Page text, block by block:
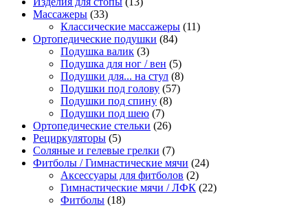
Массажеры 3333
товара
Классические массажеры 1111
Ортопедические подушки 8484
Подушка валик 33
товара
Подушка для ног / вен 55
товаров
Подушки для... на стул 88
товаров
Подушки под голову 5757
Подушки под спину 88
Подушки под шею 77
товаров
Ортопедические стельки 2626
Рециркуляторы 55
товаров
Соляные и гелевые грелки 77
товаров
Фитболы / Гимнастические мячи 2424
Аксессуары для фитболов 22
товара
Гимнастические мячи / ЛФК 2222
Фитболы 1818